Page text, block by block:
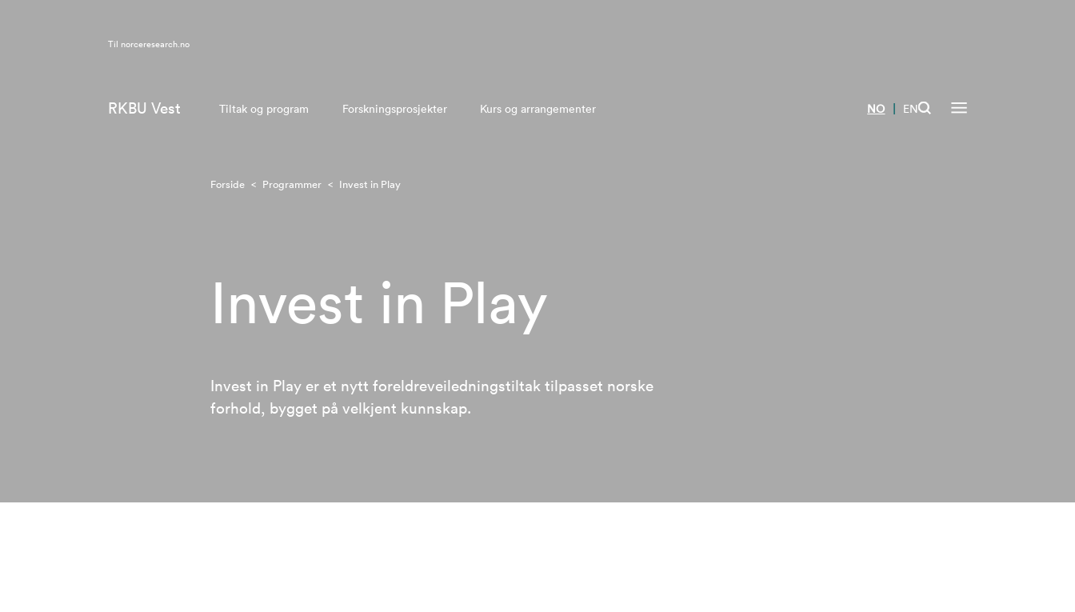
Til norceresearch.no
RKBU Vest Tiltak og program Forskningsprosjekter Kurs og arrangementer NO | EN
Forside < Programmer < Invest in Play
Invest in Play
Invest in Play er et nytt foreldreveiledningstiltak tilpasset norske
forhold, bygget på velkjent kunnskap.